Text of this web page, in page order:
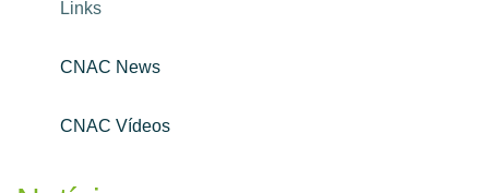
Links
CNAC News
CNAC Vídeos